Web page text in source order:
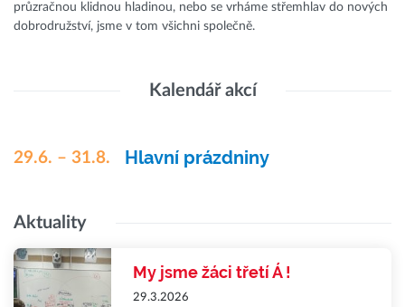
průzračnou klidnou hladinou, nebo se vrháme střemhlav do nových
dobrodružství, jsme v tom všichni společně.
Kalendář akcí
29.6. – 31.8. Hlavní prázdniny
Aktuality
My jsme žáci třetí Á !
29.3.2026